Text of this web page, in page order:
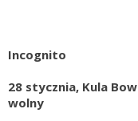
Incognito
28 stycznia, Kula
wolny